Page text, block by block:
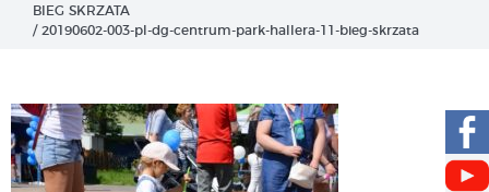
BIEG SKRZATA
/ 20190602-003-pl-dg-centrum-park-hallera-11-bieg-skrzata